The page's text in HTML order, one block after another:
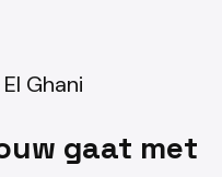
Ghani
gaat met